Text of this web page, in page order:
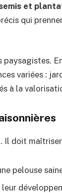
et
qui
variées :
à la
doit
pelouse